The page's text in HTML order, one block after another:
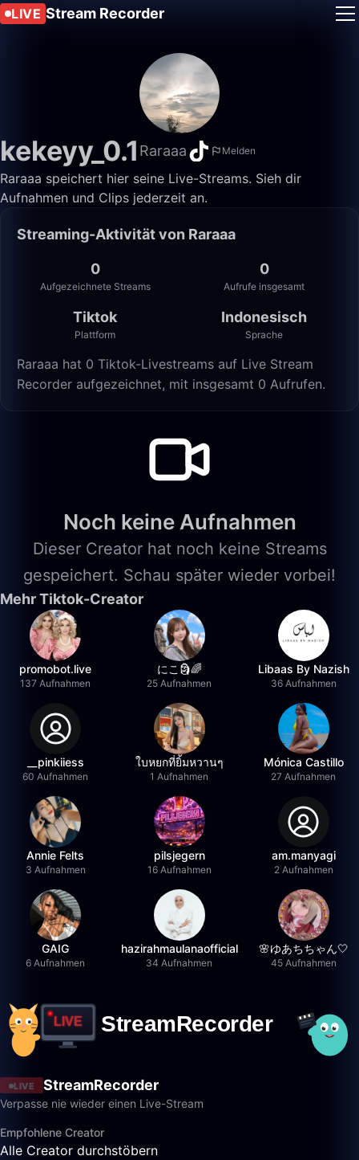
LIVE Stream Recorder
kekeyy_0.1 Raraaa Melden
Raraaa speichert hier seine Live-Streams. Sieh dir
Aufnahmen und Clips jederzeit an.
Streaming-Aktivität von Raraaa
0
Aufgezeichnete Streams
0
Aufrufe insgesamt
Tiktok
Plattform
Indonesisch
Sprache
Raraaa hat 0 Tiktok-Livestreams auf Live Stream
Recorder aufgezeichnet, mit insgesamt 0 Aufrufen.
Noch keine Aufnahmen
Dieser Creator hat noch keine Streams
gespeichert. Schau später wieder vorbei!
Mehr Tiktok-Creator
promobot.live
137 Aufnahmen
にこ🗿🌈
25 Aufnahmen
Libaas By Nazish
36 Aufnahmen
__pinkiiess
60 Aufnahmen
ใบหยกที่ยิ้มหวานๆ
1 Aufnahmen
Mónica Castillo
27 Aufnahmen
Annie Felts
3 Aufnahmen
pilsjegern
16 Aufnahmen
am.manyagi
2 Aufnahmen
GAIG
6 Aufnahmen
hazirahmaulanaofficial
34 Aufnahmen
🌸ゆあちちゃん🤍
45 Aufnahmen
LIVE StreamRecorder
Verpasse nie wieder einen Live-Stream
Empfohlene Creator
Alle Creator durchstöbern